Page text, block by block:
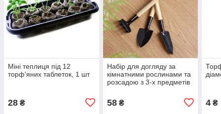
Міні теплиця під 12
торф'яних таблеток, 1 шт
28 ₴
Набір для догляду за
кімнатними рослинами та
розсадою з 3-х предметів
58₴ 4 ₴